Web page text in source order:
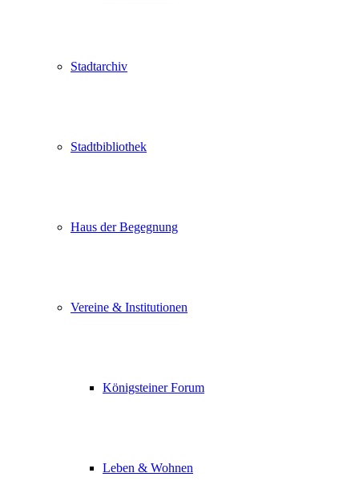
Stadtarchiv
Stadtbibliothek
Haus der Begegnung
Vereine & Institutionen
Königsteiner Forum
Leben & Wohnen